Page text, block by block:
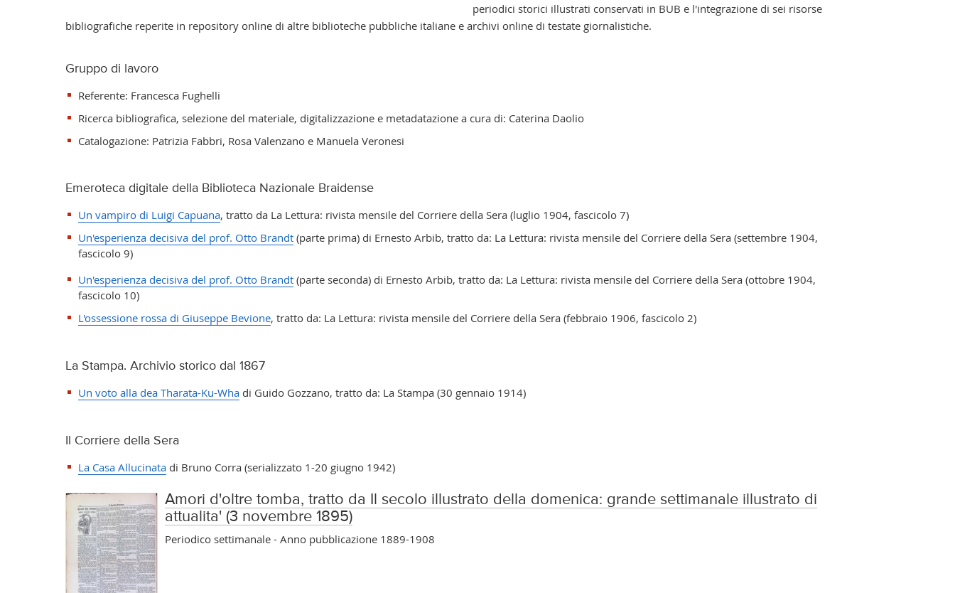
periodici storici illustrati conservati in BUB e l'integrazione di sei risorse
bibliografiche reperite in repository online di altre biblioteche pubbliche italiane e archivi online di testate giornalistiche.
Gruppo di lavoro
Referente: Francesca Fughelli
Ricerca bibliografica, selezione del materiale, digitalizzazione e metadatazione a cura di: Caterina Daolio
Catalogazione: Patrizia Fabbri, Rosa Valenzano e Manuela Veronesi
Emeroteca digitale della Biblioteca Nazionale Braidense
Un vampiro di Luigi Capuana, tratto da La Lettura: rivista mensile del Corriere della Sera (luglio 1904, fascicolo 7)
Un'esperienza decisiva del prof. Otto Brandt(parte prima) di Ernesto Arbib, tratto da: La Lettura: rivista mensile del Corriere della Sera (settembre 1904,
fascicolo 9)
Un'esperienza decisiva del prof. Otto Brandt(parte seconda) di Ernesto Arbib, tratto da: La Lettura: rivista mensile del Corriere della Sera (ottobre 1904,
fascicolo 10)
L'ossessione rossa di Giuseppe Bevione, tratto da: La Lettura: rivista mensile del Corriere della Sera (febbraio 1906, fascicolo 2)
La Stampa. Archivio storico dal 1867
Un voto alla dea Tharata-Ku-Whadi Guido Gozzano, tratto da: La Stampa (30 gennaio 1914)
Il Corriere della Sera
La Casa Allucinatadi Bruno Corra (serializzato 1-20 giugno 1942)
Amori d'oltre tomba, tratto da Il secolo illustrato della domenica: grande settimanale illustrato di
attualita' (3 novembre 1895)
Periodico settimanale - Anno pubblicazione 1889-1908